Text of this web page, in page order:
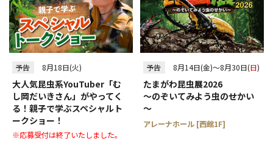
予告 8月18日(火)
大人気昆虫系YouTuber「む
し岡だいきさん」がやってく
る！親子で学ぶスペシャルト
ークショー！
※応募受付は終了いたしました。
予告 8月14日(金)～8月30日(日)
たまがわ昆虫展2026
～のぞいてみよう虫のせかい
～
アレーナホール [西館1F]